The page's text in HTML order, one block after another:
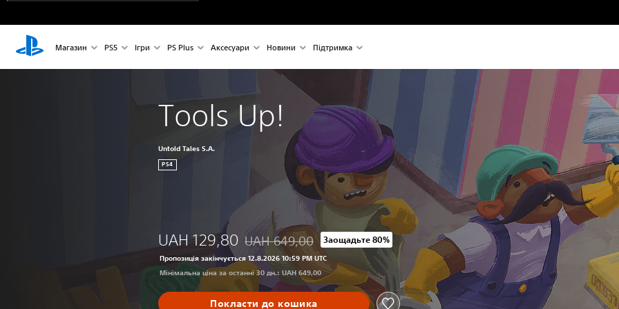
Магазин PS5 Ігри PS Plus Аксесуари Новини Підтримка
Tools Up!
Untold Tales S.A.
PS4
UAH 129,80 Знижка від початкової ціни UAH 649,00
UAH 649,00 Заощадьте 80%
Пропозиція закінчується 12.8.2026 10:59 PM UTC
Мінімальна ціна за останні 30 дн.: UAH 649,00
Покласти до кошика